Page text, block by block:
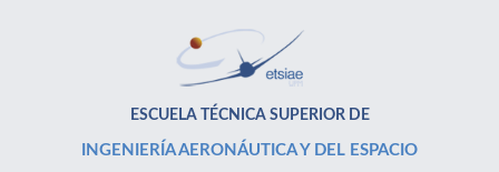
ESCUELA TÉCNICA SUPERIOR DE
INGENIERÍA AERONÁUTICA Y DEL ESPACIO